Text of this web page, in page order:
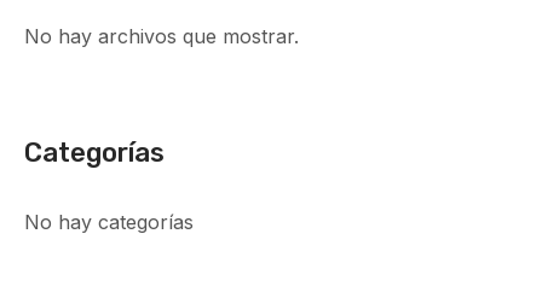
No hay archivos que mostrar.
Categorías
No hay categorías